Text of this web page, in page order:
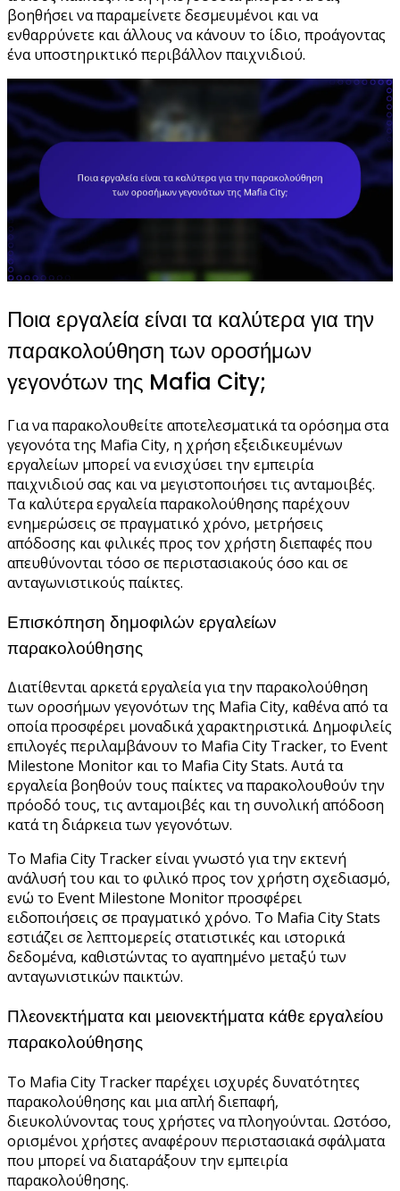
βοηθήσει να παραμείνετε δεσμευμένοι και να
ενθαρρύνετε και άλλους να κάνουν το ίδιο, προάγοντας
ένα υποστηρικτικό περιβάλλον παιχνιδιού.
Ποια εργαλεία είναι τα καλύτερα για την
παρακολούθηση των οροσήμων
γεγονότων της Mafia City;
Για να παρακολουθείτε αποτελεσματικά τα ορόσημα στα
γεγονότα της Mafia City, η χρήση εξειδικευμένων
εργαλείων μπορεί να ενισχύσει την εμπειρία
παιχνιδιού σας και να μεγιστοποιήσει τις ανταμοιβές.
Τα καλύτερα εργαλεία παρακολούθησης παρέχουν
ενημερώσεις σε πραγματικό χρόνο, μετρήσεις
απόδοσης και φιλικές προς τον χρήστη διεπαφές που
απευθύνονται τόσο σε περιστασιακούς όσο και σε
ανταγωνιστικούς παίκτες.
Επισκόπηση δημοφιλών εργαλείων
παρακολούθησης
Διατίθενται αρκετά εργαλεία για την παρακολούθηση
των οροσήμων γεγονότων της Mafia City, καθένα από τα
οποία προσφέρει μοναδικά χαρακτηριστικά. Δημοφιλείς
επιλογές περιλαμβάνουν το Mafia City Tracker, το Event
Milestone Monitor και το Mafia City Stats. Αυτά τα
εργαλεία βοηθούν τους παίκτες να παρακολουθούν την
πρόοδό τους, τις ανταμοιβές και τη συνολική απόδοση
κατά τη διάρκεια των γεγονότων.
Το Mafia City Tracker είναι γνωστό για την εκτενή
ανάλυσή του και το φιλικό προς τον χρήστη σχεδιασμό,
ενώ το Event Milestone Monitor προσφέρει
ειδοποιήσεις σε πραγματικό χρόνο. Το Mafia City Stats
εστιάζει σε λεπτομερείς στατιστικές και ιστορικά
δεδομένα, καθιστώντας το αγαπημένο μεταξύ των
ανταγωνιστικών παικτών.
Πλεονεκτήματα και μειονεκτήματα κάθε εργαλείου
παρακολούθησης
Το Mafia City Tracker παρέχει ισχυρές δυνατότητες
παρακολούθησης και μια απλή διεπαφή,
διευκολύνοντας τους χρήστες να πλοηγούνται. Ωστόσο,
ορισμένοι χρήστες αναφέρουν περιστασιακά σφάλματα
που μπορεί να διαταράξουν την εμπειρία
παρακολούθησης.